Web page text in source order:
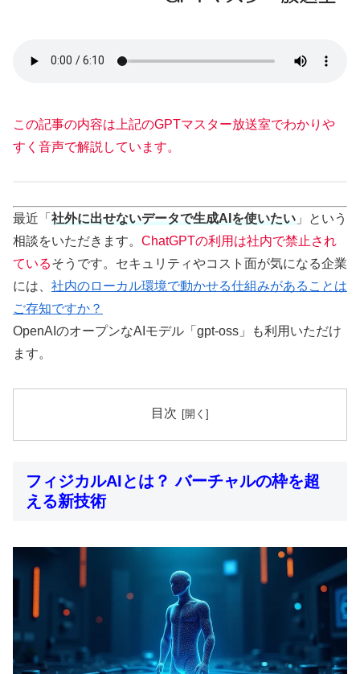
この記事の内容は上記のGPTマスター放送室でわかりや
すく音声で解説しています。
最近「 社外に出せないデータで生成AIを使いたい 」という
相談をいただきます。 ChatGPTの利用は社内で禁止され
ているそうです。セキュリティやコスト面が気になる企業
には、 社内のローカル環境で動かせる仕組みがあることは
ご存知ですか？
OpenAIのオープンなAIモデル「gpt-oss」も利用いただけ
ます。
目次
フィジカルAIとは？ バーチャルの枠を超
える新技術